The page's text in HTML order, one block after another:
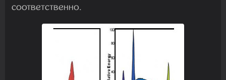
соответственно.